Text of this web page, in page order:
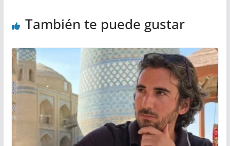
También te puede gustar